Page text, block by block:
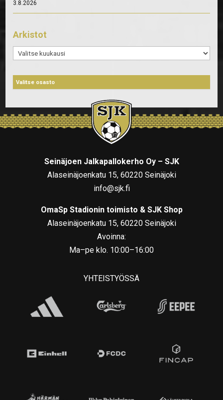
3.8.2026
Arkistot
Arkistot
Seinäjoen Jalkapallokerho Oy – SJK
Alaseinäjoenkatu 15, 60220 Seinäjoki
info@sjk.fi
OmaSp Stadionin toimisto & SJK Shop
Alaseinäjoenkatu 15, 60220 Seinäjoki
Avoinna:
Ma–pe klo. 10:00–16:00
YHTEISTYÖSSÄ